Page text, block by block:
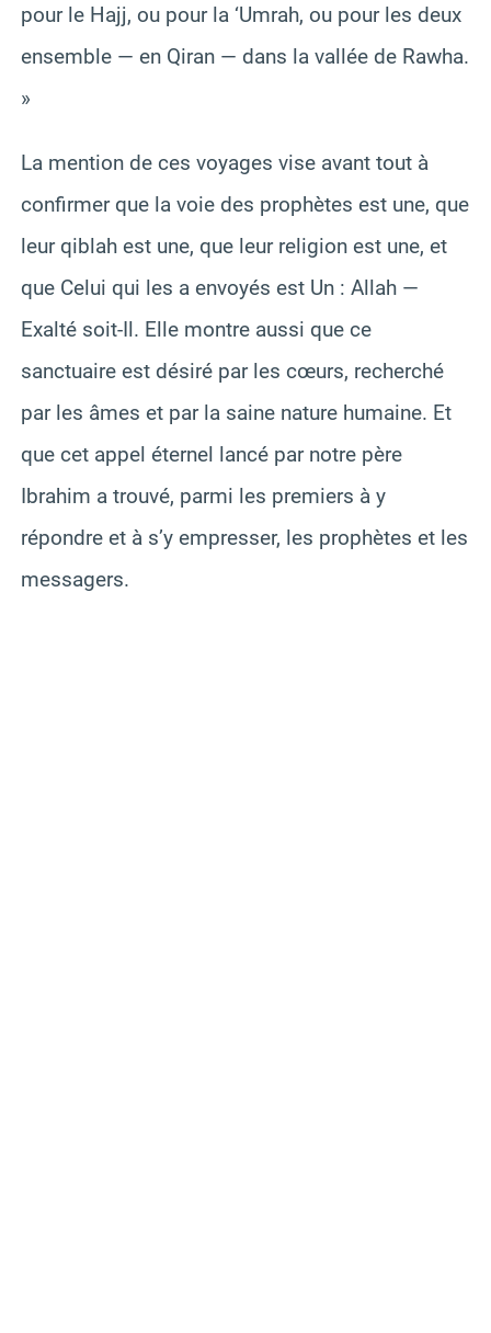
pour le Hajj, ou pour la ‘Umrah, ou pour les deux
ensemble — en Qiran — dans la vallée de Rawha.
»
La mention de ces voyages vise avant tout à
confirmer que la voie des prophètes est une, que
leur qiblah est une, que leur religion est une, et
que Celui qui les a envoyés est Un : Allah —
Exalté soit-Il. Elle montre aussi que ce
sanctuaire est désiré par les cœurs, recherché
par les âmes et par la saine nature humaine. Et
que cet appel éternel lancé par notre père
Ibrahim a trouvé, parmi les premiers à y
répondre et à s’y empresser, les prophètes et les
messagers.